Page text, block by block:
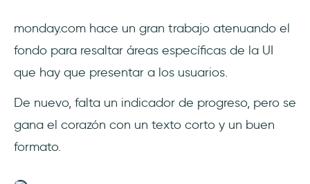
monday.com hace un gran trabajo atenuando el
fondo para resaltar áreas específicas de la UI
que hay que presentar a los usuarios.
De nuevo, falta un indicador de progreso, pero se
gana el corazón con un texto corto y un buen
formato.